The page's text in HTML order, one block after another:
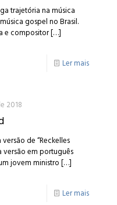
trajetória na música
gospel no Brasil.
e compositor[…]
Ler mais
2018
de “Reckelles
versão em português
jovem ministro[…]
Ler mais